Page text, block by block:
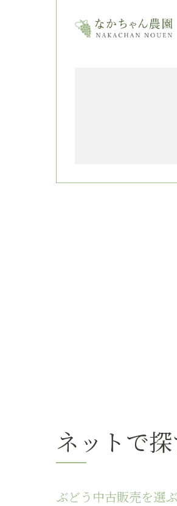
ネットで
ぶどう中古販売を選